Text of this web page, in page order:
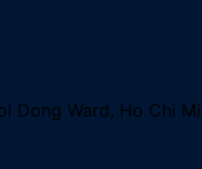
Ward, Ho Chi